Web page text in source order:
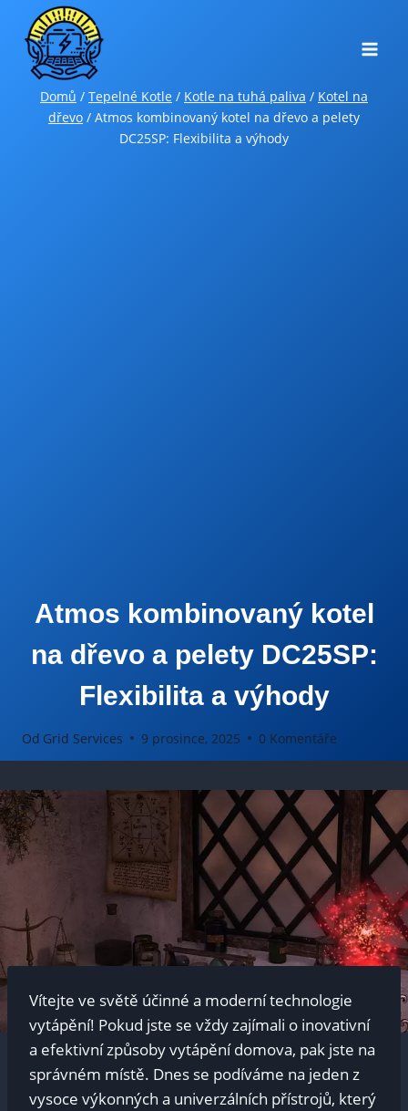
Přeskočit
obsah
Domů / Tepelné Kotle / Kotle na tuhá paliva / Kotel na
dřevo / Atmos kombinovaný kotel na dřevo a pelety
DC25SP: Flexibilita a výhody
Atmos kombinovaný kotel
na dřevo a pelety DC25SP:
Flexibilita a výhody
Od Grid Services 9 prosince, 2025 0 Komentáře
Vítejte ve světě účinné a moderní technologie
vytápění! Pokud jste se vždy zajímali o inovativní
a efektivní způsoby vytápění domova, pak jste na
správném místě. Dnes se podíváme na jeden z
vysoce výkonných a univerzálních přístrojů, který